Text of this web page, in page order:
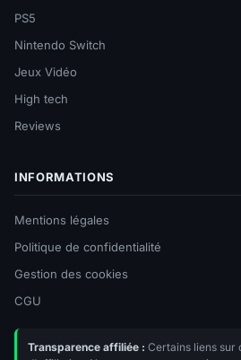
PS5
Nintendo Switch
Jeux Vidéo
High tech
Reviews
INFORMATIONS
Mentions légales
Politique de confidentialité
Gestion des cookies
CGU
Transparence affiliée : Certains liens sur